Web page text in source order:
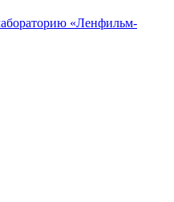
«Ленфильм-